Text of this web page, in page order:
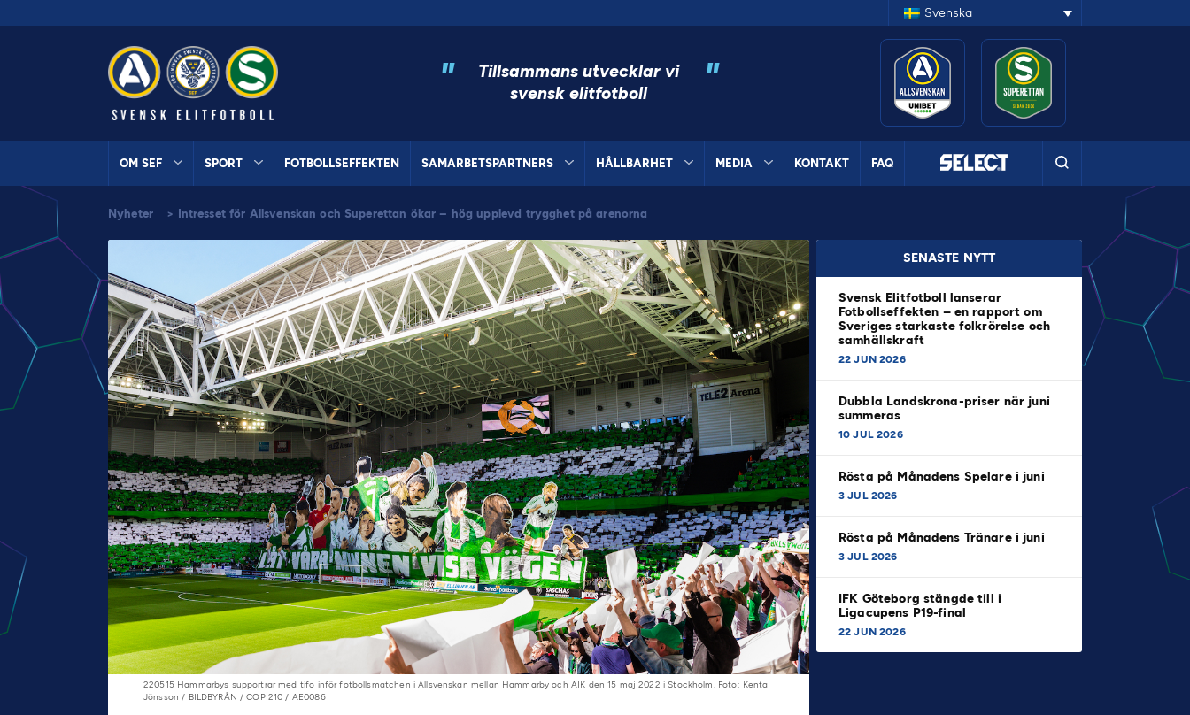
Svenska
"
Tillsammans utvecklar vi
svensk elitfotboll
"
OM SEF SPORT FOTBOLLSEFFEKTEN SAMARBETSPARTNERS HÅLLBARHET MEDIA KONTAKT FAQ
Nyheter > Intresset för Allsvenskan och Superettan ökar – hög upplevd trygghet på arenorna
220515 Hammarbys supportrar med tifo inför fotbollsmatchen i Allsvenskan mellan Hammarby och AIK den 15 maj 2022 i Stockholm. Foto: Kenta
Jönsson / BILDBYRÅN / COP 210 / AE0086
SENASTE NYTT
Svensk Elitfotboll lanserar
Fotbollseffekten – en rapport om
Sveriges starkaste folkrörelse och
samhällskraft
22 JUN 2026
Dubbla Landskrona-priser när juni
summeras
10 JUL 2026
Rösta på Månadens Spelare i juni
3 JUL 2026
Rösta på Månadens Tränare i juni
3 JUL 2026
IFK Göteborg stängde till i
Ligacupens P19-final
22 JUN 2026